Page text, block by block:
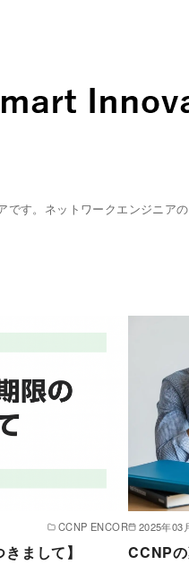
す。ネットワークエンジニア
CCNP ENCOR
まして】
2025年03
CCNP